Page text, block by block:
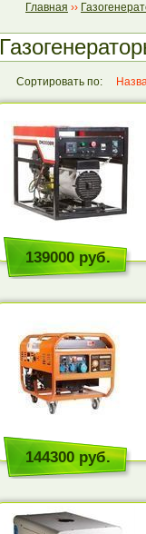
Главная ››
Сортировать по:
139000 руб.
144300 руб.